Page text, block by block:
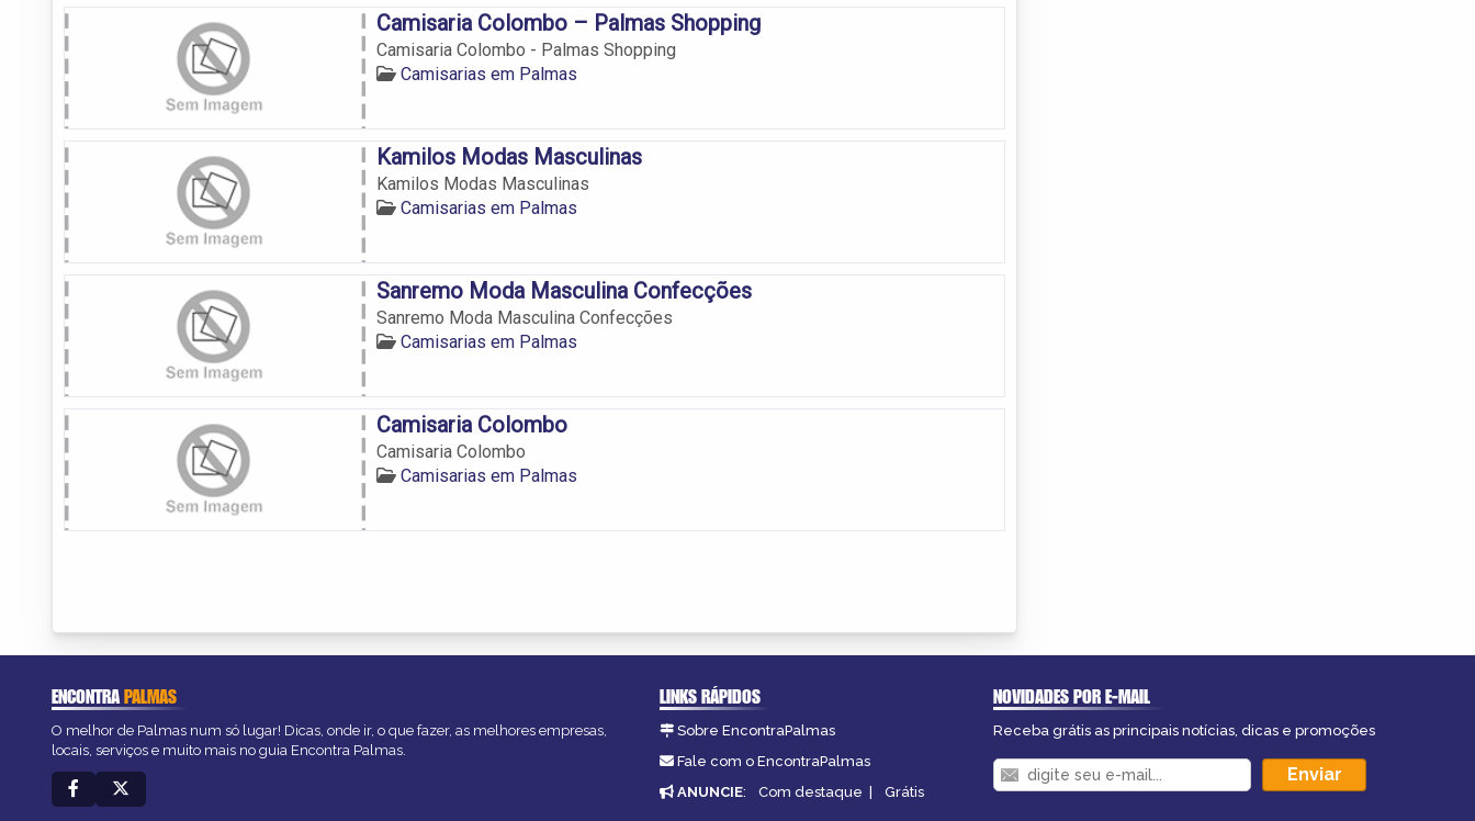
Camisaria Colombo – Palmas Shopping
Camisaria Colombo - Palmas Shopping
Camisarias em Palmas
Kamilos Modas Masculinas
Kamilos Modas Masculinas
Camisarias em Palmas
Sanremo Moda Masculina Confecções
Sanremo Moda Masculina Confecções
Camisarias em Palmas
Camisaria Colombo
Camisaria Colombo
Camisarias em Palmas
ENCONTRAPALMAS
O melhor de Palmas num só lugar! Dicas, onde ir, o que fazer, as melhores empresas,
locais, serviços e muito mais no guia Encontra Palmas.
LINKS RÁPIDOS
Sobre EncontraPalmas
Fale com o EncontraPalmas
ANUNCIE: Com destaque | Grátis
NOVIDADES POR E-MAIL
Receba grátis as principais notícias, dicas e promoções